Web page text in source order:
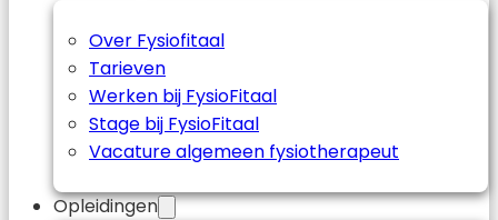
Over Fysiofitaal
Tarieven
Werken bij FysioFitaal
Stage bij FysioFitaal
Vacature algemeen fysiotherapeut
Opleidingen